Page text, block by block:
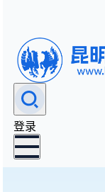
登录